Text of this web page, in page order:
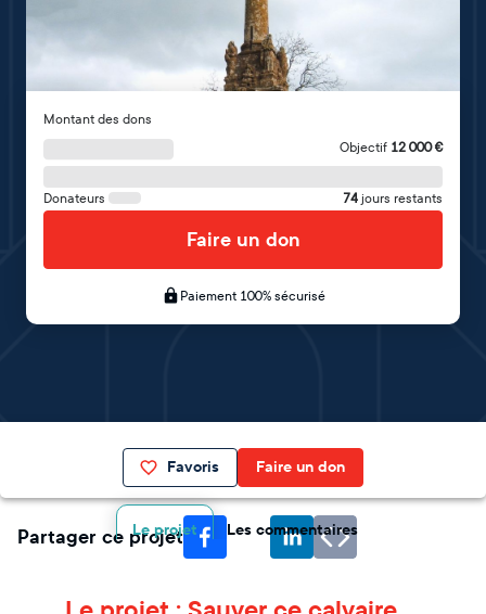
Montant des dons
Objectif 12 000€
Donateurs 74 jours restants
Faire un don
Paiement 100% sécurisé
Favoris Faire un don
Le projet Les commentaires
Partager ce projet